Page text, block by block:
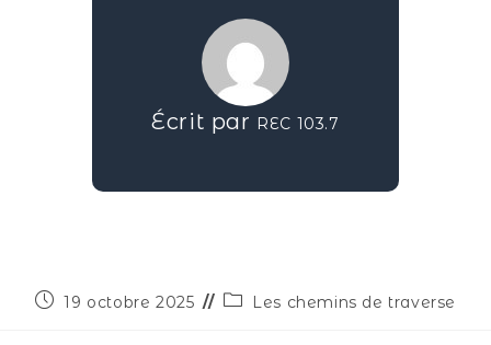
Écrit par REC 103.7
19 octobre 2025 Les chemins de traverse